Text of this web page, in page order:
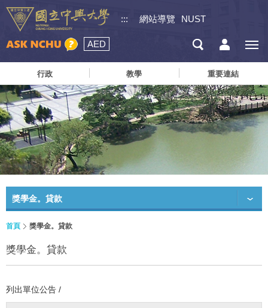
::: 網站導覽 NUST
AED
行政 教學 重要連結
獎學金。貸款
首頁 獎學金。貸款
獎學金。貸款
列出單位公告 /